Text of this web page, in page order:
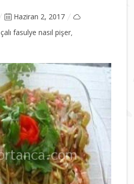
Posted
on
Haziran 2, 2017
çalı fasulye nasıl pişer,